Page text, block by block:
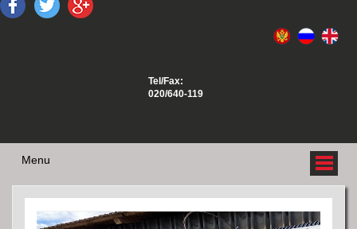
Tel/Fax:
020/640-119
Menu